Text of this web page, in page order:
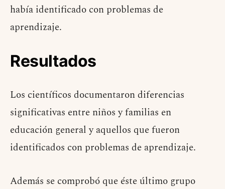
había identificado con problemas de
aprendizaje.
Resultados
Los científicos documentaron diferencias
significativas entre niños y familias en
educación general y aquellos que fueron
identificados con problemas de aprendizaje.
Además se comprobó que éste último grupo